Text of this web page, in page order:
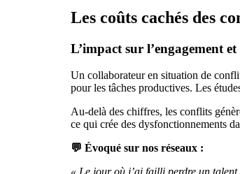
Les coûts cachés des
L’impact sur l’engagement
Un collaborateur en situation de
pour les tâches productives. Les
Au-delà des chiffres, les conflits
ce qui crée des dysfonctionnements
💬 Évoqué sur nos réseaux :